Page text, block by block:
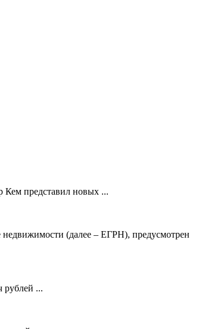
Кем представил новых ...
недвижимости (далее – ЕГРН), предусмотрен
рублей ...